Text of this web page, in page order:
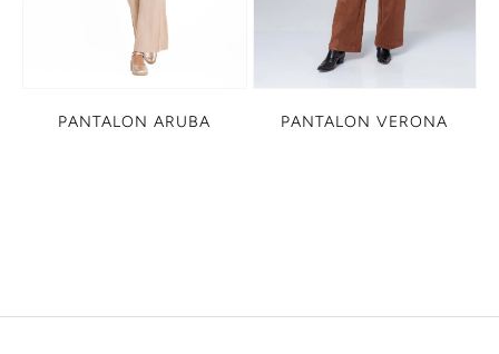
PANTALON ARUBA PANTALON VERONA